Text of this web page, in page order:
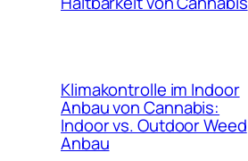
Klimakontrolle im Indoor
Anbau von Cannabis:
Indoor vs. Outdoor Weed
Anbau